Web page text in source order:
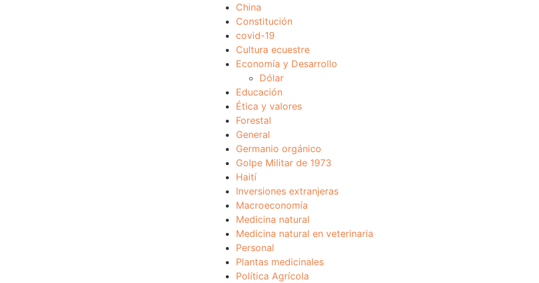
China
Constitución
covid-19
Cultura ecuestre
Economía y Desarrollo
Dólar
Educación
Ética y valores
Forestal
General
Germanio orgánico
Golpe Militar de 1973
Haití
Inversiones extranjeras
Macroeconomía
Medicina natural
Medicina natural en veterinaria
Personal
Plantas medicinales
Política Agrícola